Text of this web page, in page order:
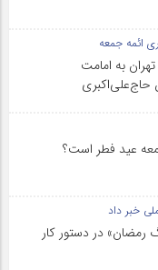
ائمه جمعه
به امامت
حاج‌علی‌اکبری
عید فطر است؟
خبر داد
رمضان» در دستور کار